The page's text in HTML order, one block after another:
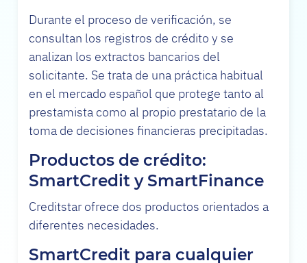
Durante el proceso de verificación, se
consultan los registros de crédito y se
analizan los extractos bancarios del
solicitante. Se trata de una práctica habitual
en el mercado español que protege tanto al
prestamista como al propio prestatario de la
toma de decisiones financieras precipitadas.
Productos de crédito:
SmartCredit y SmartFinance
Creditstar ofrece dos productos orientados a
diferentes necesidades.
SmartCredit para cualquier